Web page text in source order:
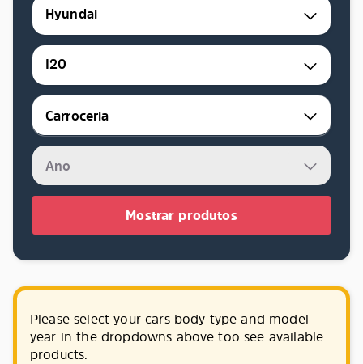
Hyundai
I20
Mostrar produtos
Please select your cars body type and model
year in the dropdowns above too see available
products.